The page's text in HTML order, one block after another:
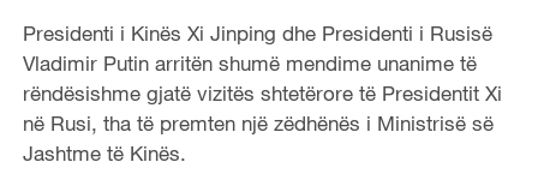
Presidenti i Kinës Xi Jinping dhe Presidenti i Rusisë
Vladimir Putin arritën shumë mendime unanime të
rëndësishme gjatë vizitës shtetërore të Presidentit Xi
në Rusi, tha të premten një zëdhënës i Ministrisë së
Jashtme të Kinës.